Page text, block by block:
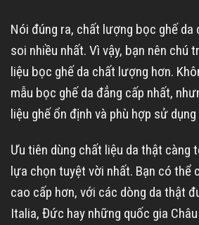
Nói đúng ra, chất lượng bọc ghế da
soi nhiều nhất. Vì vậy, bạn nên chú
liệu bọc ghế da chất lượng hơn.
mẫu bọc ghế da đẳng cấp nhất,
liệu ghế ổn định và phù hợp sử
Ưu tiên dùng chất liệu da thật càng
lựa chọn tuyệt vời nhất. Bạn có thể
cao cấp hơn, với các dòng da thật
Italia, Đức hay những quốc gia